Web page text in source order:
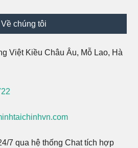
Về chúng tôi
Việt Kiều Châu Âu, Mỗ Lao, Hà
7 qua hệ thống Chat tích hợp